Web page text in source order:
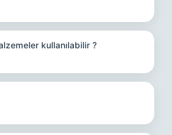
kullanılabilir ?